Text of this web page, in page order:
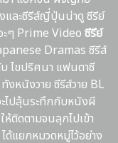
ละซีรีส์ญี่ปุ่นน่าดู ซีรีย์
ๆ Prime Video ซีรีย์
Dramas ซีรีส์
ไขปริศนา แฟนตาซี
หนังวาย ซีรีส์วาย BL
ปลุ้นระทึกกับหนังผี
ติดตามจนลุกไปเข้า
แยกหมวดหมู่ไว้อย่าง